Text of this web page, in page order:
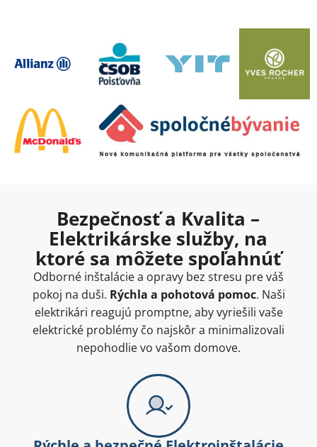
Bezpečnosť a Kvalita –
Elektrikárske služby, na
ktoré sa môžete spoľahnúť
Odborné inštalácie a opravy bez stresu pre váš
pokoj na duši. Rýchla a pohotová pomoc. Naši
elektrikári reagujú promptne, aby vyriešili vaše
elektrické problémy čo najskôr a minimalizovali
nepohodlie vo vašom domove.